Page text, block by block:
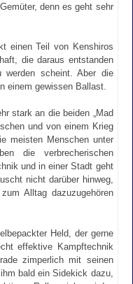
denn es geht sehr
einen Teil von Kenshiros
die daraus entstanden
scheint. Aber die
einem gewissen Ballast.
stark an die beiden „Mad
und von einem Krieg
meisten Menschen unter
die verbrecherischen
und in einer Stadt geht
nicht darüber hinweg,
Alltag dazuzugehören
Held, der gerne
effektive Kampftechnik
zimperlich mit seinen
bald ein Sidekick dazu,